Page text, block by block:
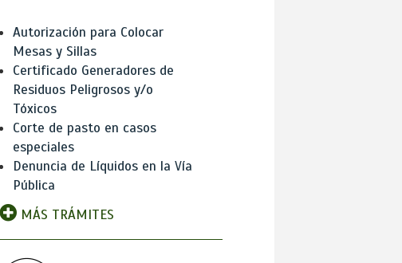
Autorización para Colocar
Mesas y Sillas
Certificado Generadores de
Residuos Peligrosos y/o
Tóxicos
Corte de pasto en casos
especiales
Denuncia de Líquidos en la Vía
Pública
MÁS TRÁMITES